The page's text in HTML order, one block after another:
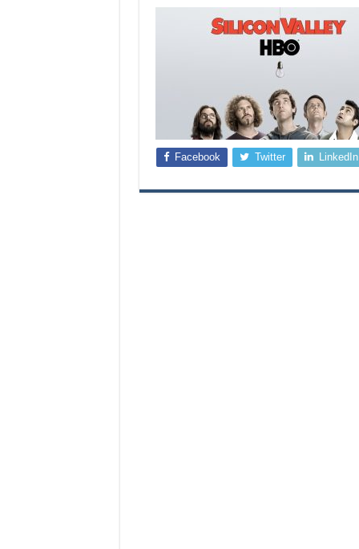
Facebook Twitter LinkedIn